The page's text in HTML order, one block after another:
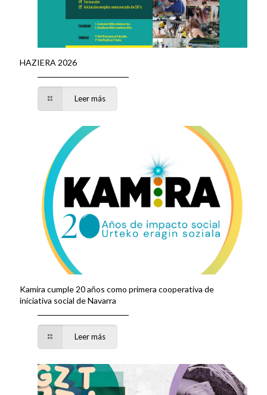
HAZIERA 2026
Leer más
Kamira cumple 20 años como primera cooperativa de
iniciativa social de Navarra
Leer más